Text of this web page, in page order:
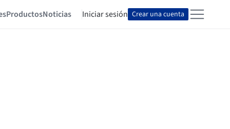
ProductosNoticias Iniciar sesión Crear una cuenta